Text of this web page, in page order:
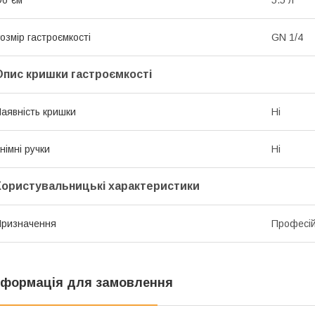
гастроємкості GN 1/4
кришки гастроємкості
кришки Ні
ручки Ні
характеристики
для замовлення